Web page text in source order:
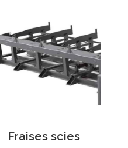
Fraises scies